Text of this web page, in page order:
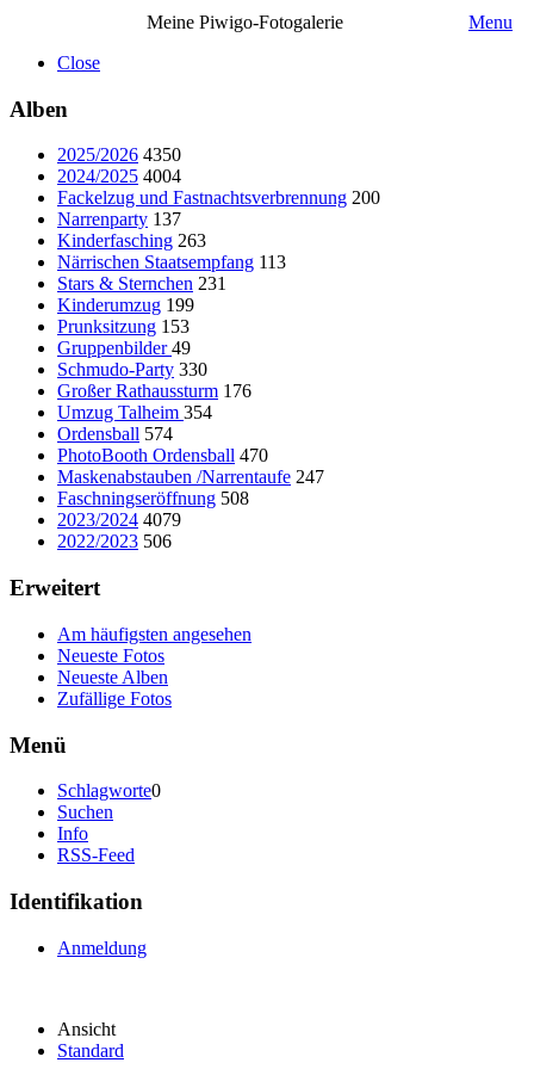
Meine Piwigo-Fotogalerie
Menu
Close
Alben
2025/2026 4350
2024/2025 4004
Fackelzug und Fastnachtsverbrennung 200
Narrenparty 137
Kinderfasching 263
Närrischen Staatsempfang 113
Stars & Sternchen 231
Kinderumzug 199
Prunksitzung 153
Gruppenbilder49
Schmudo-Party 330
Großer Rathaussturm 176
Umzug Talheim 354
Ordensball 574
PhotoBooth Ordensball 470
Maskenabstauben /Narrentaufe 247
Faschningseröffnung 508
2023/2024 4079
2022/2023 506
Erweitert
Am häufigsten angesehen
Neueste Fotos
Neueste Alben
Zufällige Fotos
Menü
Schlagworte0
Suchen
Info
RSS-Feed
Identifikation
Anmeldung
Ansicht
Standard